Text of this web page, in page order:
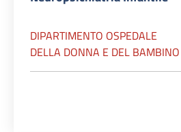
DIPARTIMENTO OSPEDALE
DELLA DONNA E DEL BAMBINO